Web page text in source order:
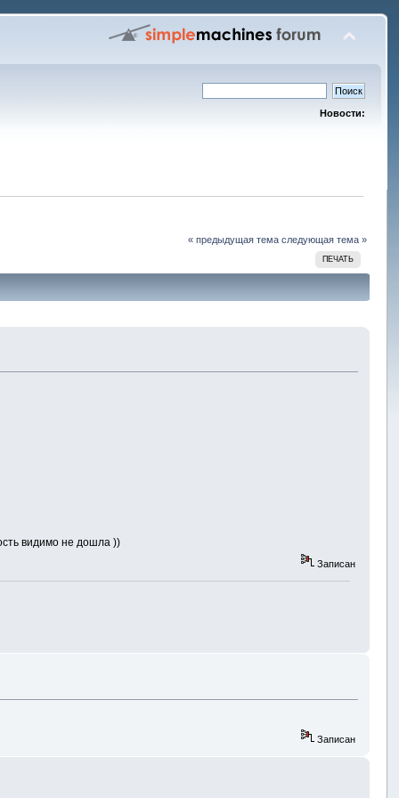
Новости:
« предыдущая тема следующая тема »
ПЕЧАТЬ
видимо не дошла ))
Записан
Записан